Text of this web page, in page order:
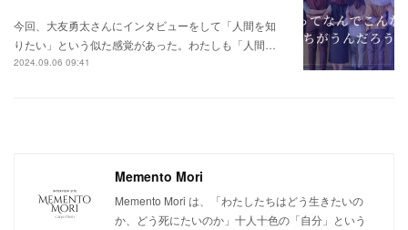
今回、大友勇太さんにインタビューをして「人間を知
りたい」という似た感覚があった。わたしも「人間…
2024.09.06 09:41
Memento Mori
Memento Mori は、「わたしたちはどう生きたいの
か、どう死にたいのか」十人十色の「自分」という